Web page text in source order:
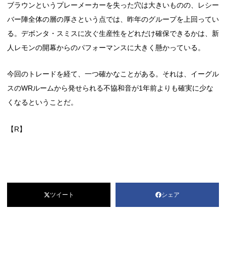
ブラウンというプレーメーカーを失った穴は大きいものの、レシー
バー陣全体の層の厚さという点では、昨年のグループを上回ってい
る。デボンタ・スミスに次ぐ生産性をどれだけ確保できるかは、新
人レモンの開幕からのパフォーマンスに大きく懸かっている。
今回のトレードを経て、一つ確かなことがある。それは、イーグル
スのWRルームから発せられる不協和音が1年前よりも確実に少な
くなるということだ。
【R】
ツイート シェア